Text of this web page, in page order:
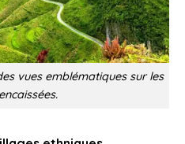
vues emblématiques sur les